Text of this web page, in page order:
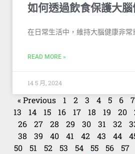
如何透過飲食保護大腦
在日常生活中，維持大腦健康非常
READ MORE »
14 5 月, 2024
« Previous 1 2 3 4 5 6 7
13
14 15 16 17 18 19 20
26
27 28 29 30 31 32
38
39 40 41 42 43 44
50
51 52 53 54 55 56 57